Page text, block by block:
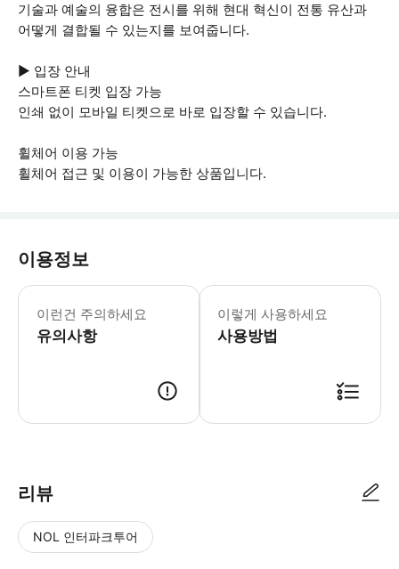
기술과 예술의 융합은 전시를 위해 현대 혁신이 전통 유산과
어떻게 결합될 수 있는지를 보여줍니다.
▶ 입장 안내
스마트폰 티켓 입장 가능
인쇄 없이 모바일 티켓으로 바로 입장할 수 있습니다.
휠체어 이용 가능
휠체어 접근 및 이용이 가능한 상품입니다.
이용정보
이런건 주의하세요
유의사항
▶ 꼭 알아두세요 만 0 ~ 3세 어린이:
이렇게 사용하세요
사용방법
리뷰
NOL 인터파크투어